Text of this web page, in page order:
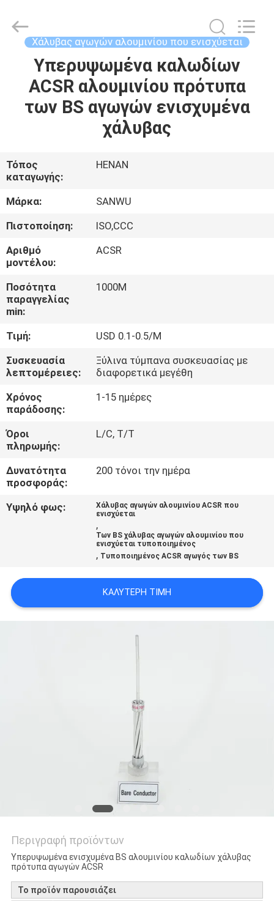
ΣΠΊΤΙ
ΠΡΟΪΌΝΤΑ
ΕΜΕΊΣ
ΓΎΡΟΣ
ΕΡΓΟΣΤΑΣΊΩΝ
ΠΟΙΟΤΙΚΌΣ
ΈΛΕΓΧΟΣ
ΕΛΆΤΕ
ΣΕ
ΕΠΑΦΉ
ΜΕ
ΕΙΔΉΣΕΙΣ
ΖΗΤΉΣΤΕ
ΈΝΑ
ΑΠΌΣΠΑΣΜΑ
PRIVACY
Χάλυβας αγωγών αλουμινίου που ενισχύεται
Υπερυψωμένα καλωδίων
ACSR αλουμινίου πρότυπα
των BS αγωγών ενισχυμένα
χάλυβας
Τόπος
καταγωγής:
HENAN
Μάρκα:
SANWU
Πιστοποίηση:
ISO,CCC
Αριθμό
μοντέλου:
ACSR
Ποσότητα
παραγγελίας
min:
1000M
Τιμή:
USD 0.1-0.5/M
Συσκευασία
λεπτομέρειες:
Ξύλινα τύμπανα συσκευασίας με
διαφορετικά μεγέθη
Χρόνος
παράδοσης:
1-15 ημέρες
Όροι
πληρωμής:
L/C, T/T
Δυνατότητα
προσφοράς:
200 τόνοι την ημέρα
Υψηλό φως:
Χάλυβας αγωγών αλουμινίου ACSR που
ενισχύεται
,
Των BS χάλυβας αγωγών αλουμινίου που
ενισχύεται τυποποιημένος
, Τυποποιημένος ACSR αγωγός των BS
ΚΑΛΎΤΕΡΗ ΤΙΜΉ
Περιγραφή προϊόντων
Υπερυψωμένα ενισχυμένα BS αλουμινίου καλωδίων χάλυβας
πρότυπα αγωγών ACSR
Το προϊόν παρουσιάζει